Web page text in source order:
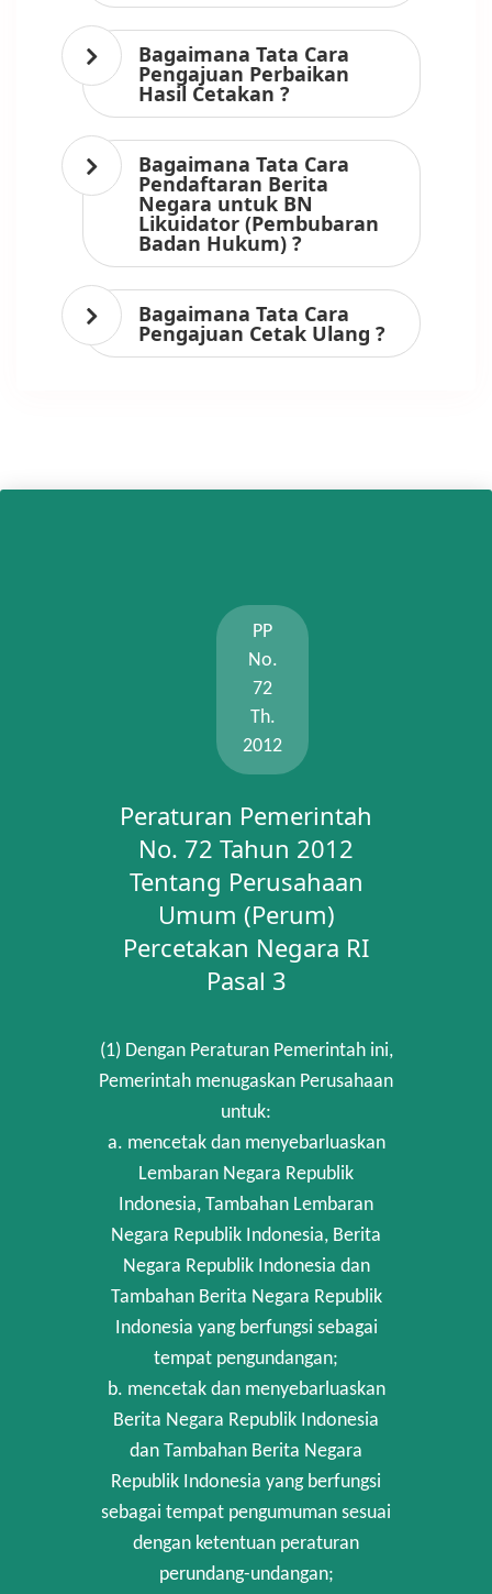
Bagaimana Tata Cara
Pengajuan Perbaikan
Hasil Cetakan ?
Bagaimana Tata Cara
Pendaftaran Berita
Negara untuk BN
Likuidator (Pembubaran
Badan Hukum) ?
Bagaimana Tata Cara
Pengajuan Cetak Ulang ?
PP
No.
72
Th.
2012
Peraturan Pemerintah
No. 72 Tahun 2012
Tentang Perusahaan
Umum (Perum)
Percetakan Negara RI
Pasal 3
(1) Dengan Peraturan Pemerintah ini,
Pemerintah menugaskan Perusahaan
untuk:
a. mencetak dan menyebarluaskan
Lembaran Negara Republik
Indonesia, Tambahan Lembaran
Negara Republik Indonesia, Berita
Negara Republik Indonesia dan
Tambahan Berita Negara Republik
Indonesia yang berfungsi sebagai
tempat pengundangan;
b. mencetak dan menyebarluaskan
Berita Negara Republik Indonesia
dan Tambahan Berita Negara
Republik Indonesia yang berfungsi
sebagai tempat pengumuman sesuai
dengan ketentuan peraturan
perundang-undangan;